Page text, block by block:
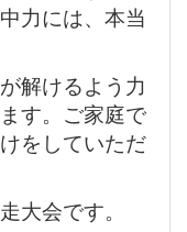
力には、本当
解けるよう力
す。ご家庭で
をしていただ
大会です。